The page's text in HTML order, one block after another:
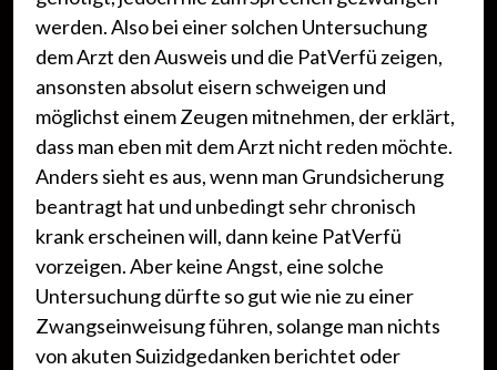
werden. Also bei einer solchen Untersuchung
dem Arzt den Ausweis und die PatVerfü zeigen,
ansonsten absolut eisern schweigen und
möglichst einem Zeugen mitnehmen, der erklärt,
dass man eben mit dem Arzt nicht reden möchte.
Anders sieht es aus, wenn man Grundsicherung
beantragt hat und unbedingt sehr chronisch
krank erscheinen will, dann keine PatVerfü
vorzeigen. Aber keine Angst, eine solche
Untersuchung dürfte so gut wie nie zu einer
Zwangseinweisung führen, solange man nichts
von akuten Suizidgedanken berichtet oder